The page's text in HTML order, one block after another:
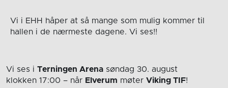
Vi i EHH håper at så mange som mulig kommer til
hallen i de nærmeste dagene. Vi ses!!
Vi ses i Terningen Arena søndag 30. august
klokken 17:00 – når Elverum møter Viking TIF!